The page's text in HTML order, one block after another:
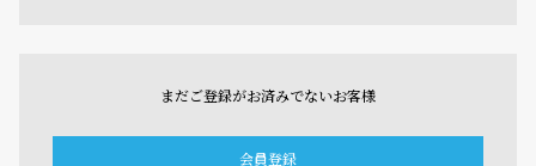
まだご登録がお済みでないお客様
会員登録